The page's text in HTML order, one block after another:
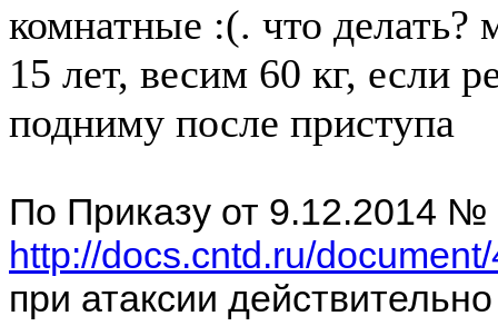
комнатные :(. что
15 лет, весим 60 кг, если
подниму после приступа
По Приказу от 9.12.2014 №
http://docs.cntd.ru/
при атаксии